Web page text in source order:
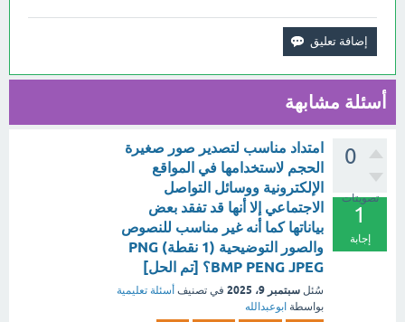
أسئلة مشابهة
0
تصويتات
1
إجابة
امتداد مناسب لتصدير صور صغيرة
الحجم لاستخدامها في المواقع
الإلكترونية ووسائل التواصل
الاجتماعي إلا أنها قد تفقد بعض
بياناتها كما أنه غير مناسب للنصوص
والصور التوضيحية (1 نقطة) PNG
BMP PENG JPEG؟ [تم الحل]
سُئل سبتمبر 9، 2025 في تصنيف أسئلة تعليمية
بواسطة ابوعبدالله